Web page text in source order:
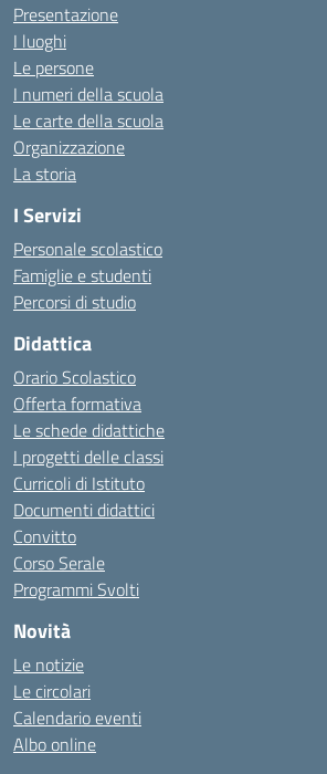
Presentazione
I luoghi
Le persone
I numeri della scuola
Le carte della scuola
Organizzazione
La storia
I Servizi
Personale scolastico
Famiglie e studenti
Percorsi di studio
Didattica
Orario Scolastico
Offerta formativa
Le schede didattiche
I progetti delle classi
Curricoli di Istituto
Documenti didattici
Convitto
Corso Serale
Programmi Svolti
Novità
Le notizie
Le circolari
Calendario eventi
Albo online